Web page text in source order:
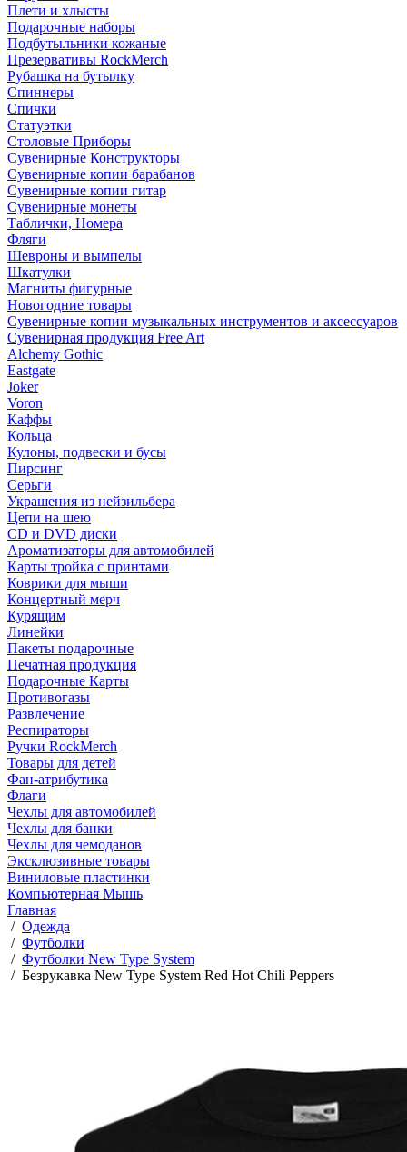
Плети и хлысты
Подарочные наборы
Подбутыльники кожаные
Презервативы RockMerch
Рубашка на бутылку
Спиннеры
Спички
Статуэтки
Столовые Приборы
Сувенирные Конструкторы
Сувенирные копии барабанов
Сувенирные копии гитар
Сувенирные монеты
Таблички, Номера
Фляги
Шевроны и вымпелы
Шкатулки
Магниты фигурные
Новогодние товары
Сувенирные копии музыкальных инструментов и аксессуаров
Сувенирная продукция Free Art
Alchemy Gothic
Eastgate
Joker
Voron
Каффы
Кольца
Кулоны, подвески и бусы
Пирсинг
Серьги
Украшения из нейзильбера
Цепи на шею
CD и DVD диски
Ароматизаторы для автомобилей
Карты тройка с принтами
Коврики для мыши
Концертный мерч
Курящим
Линейки
Пакеты подарочные
Печатная продукция
Подарочные Карты
Противогазы
Развлечение
Респираторы
Ручки RockMerch
Товары для детей
Фан-атрибутика
Флаги
Чехлы для автомобилей
Чехлы для банки
Чехлы для чемоданов
Эксклюзивные товары
Виниловые пластинки
Компьютерная Мышь
Главная
/ Одежда
/ Футболки
/ Футболки New Type System
/ Безрукавка New Type System Red Hot Chili Peppers